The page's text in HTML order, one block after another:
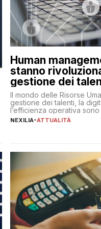
Human
stanno
gestione dei
Il mondo delle Risorse
gestione dei talenti, la
l’efficienza operativa
lavoro, d’altra parte, è
NEXILIA-ATTUALITÀ